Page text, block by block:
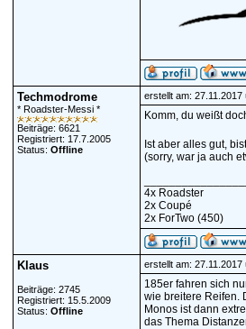
Techmodrome
* Roadster-Messi *
Beiträge: 6621
Registriert: 17.7.2005
Status: Offline
erstellt am: 27.11.2017
Komm, du weißt
Ist aber alles gut,
(sorry, war ja auch
4x Roadster
2x Coupé
2x ForTwo (450)
Klaus
Beiträge: 2745
Registriert: 15.5.2009
Status: Offline
erstellt am: 27.11.2017
185er fahren sich
wie breitere Reifen.
Monos ist dann
das Thema